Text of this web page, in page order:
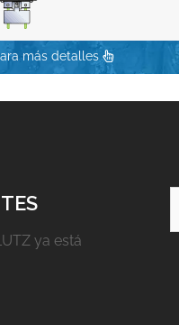
más detalles
ya está